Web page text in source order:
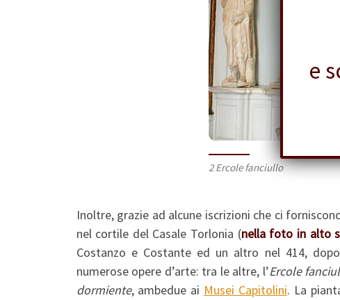
2 Ercole fanciullo
Inoltre, grazie ad alcune iscrizioni che ci
nel cortile del Casale Torlonia (nella foto in alto
Costanzo e Costante ed un altro nel 414,
numerose opere d’arte: tra le altre, l’Ercole
dormiente, ambedue ai Musei Capitolini. La
e